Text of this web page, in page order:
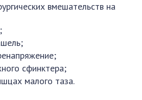
вмешательств на
сфинктера;
малого таза.